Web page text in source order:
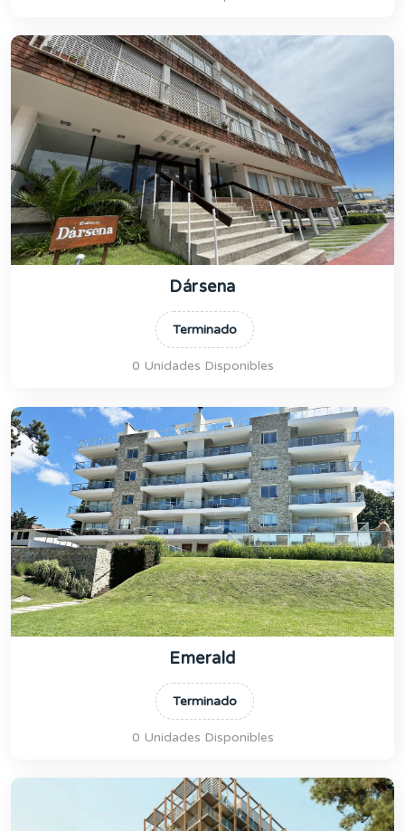
Dársena
Terminado
0 Unidades Disponibles
Emerald
Terminado
0 Unidades Disponibles